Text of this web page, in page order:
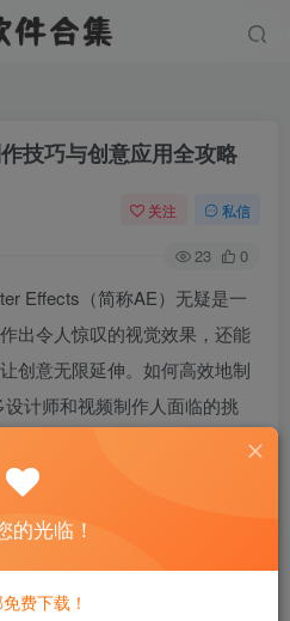
技巧与创意应用全攻略
关注 私信
23 0
Effects（简称AE）无疑是一
出令人惊叹的视觉效果，还能
创意无限延伸。如何高效地制
计师和视频制作人面临的挑
素材的制作技巧与创意应用，从
全方位提升你的AE技能。无论
的光临！
费下载！